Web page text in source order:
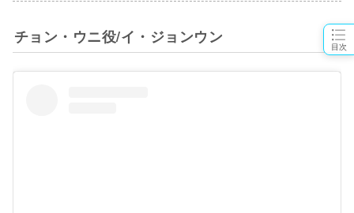
目次
チョン・ウニ役/イ・ジョンウン